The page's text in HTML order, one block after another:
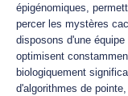
épigénomiques,
percer les mystères
disposons d'une
optimisent
biologiquement
d'algorithmes de